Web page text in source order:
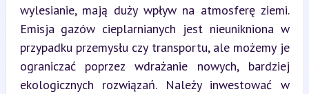
wylesianie, mają duży wpływ na atmosferę ziemi.
Emisja gazów cieplarnianych jest nieunikniona w
przypadku przemysłu czy transportu, ale możemy je
ograniczać poprzez wdrażanie nowych, bardziej
ekologicznych rozwiązań. Należy inwestować w